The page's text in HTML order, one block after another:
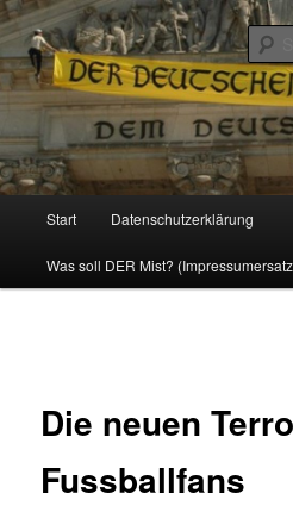
Reizzentrum
Politik, Wirtschaft, Soziales und
Zum
Inhalt
Start Datenschutzerklärung
Was soll DER Mist?
Die neuen
Fussballfans